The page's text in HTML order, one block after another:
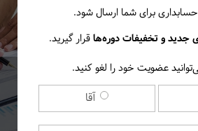
خوب باید چه
داشته باشد؟
حسابداری برای شما ارسال شود.
جدید و تخفیفات دوره‌هاقرار گیرید.
عضویت خود را لغو کنید.
آقا